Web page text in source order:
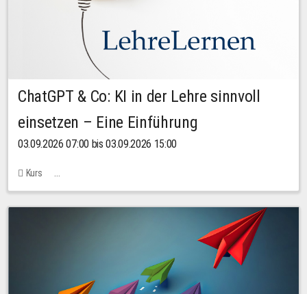
ChatGPT & Co: KI in der Lehre sinnvoll
einsetzen – Eine Einführung
03.09.2026 07:00 bis 03.09.2026 15:00
Kurs
Bachstraße 18k - SR 102 (Seminarraum Servicestelle LehreLernen)